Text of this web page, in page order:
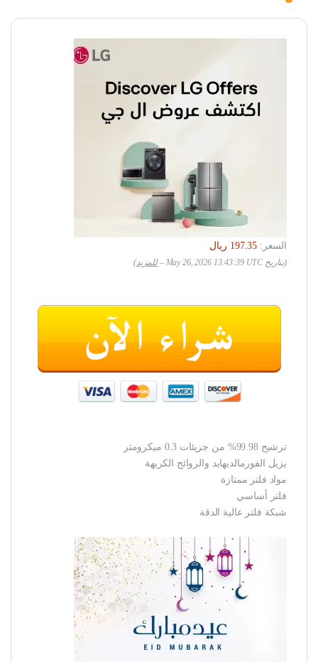
السعر:
‏197.35 ريال
(بتاريخ May 26, 2026 13:43:39 UTC – للمزيد)
ترشيح 99.98% من جزيئات 0.3 ميكرومتر
يزيل الفورمالديهايد والروائح الكريهة
مواد فلتر ممتازة
فلتر أساسي
شبكة فلتر عالية الدقة